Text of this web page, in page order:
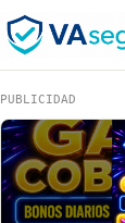
PUBLICIDAD